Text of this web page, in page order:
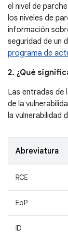
el nivel de
los niveles de
información
seguridad de un
programa de
2. ¿Qué
Las entradas de
de la
la vulnerabilidad
Abreviatura
RCE
EoP
ID